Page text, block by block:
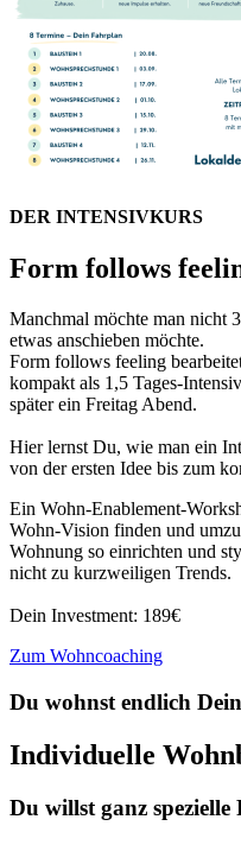
DER INTENSIVKURS
Form follows
Manchmal möchte man nicht
etwas anschieben möchte.
Form follows feeling
kompakt als 1,5 Tages-
später ein Freitag Abend.
Hier lernst Du, wie man ein
von der ersten Idee bis zum
Ein
Wohn‑Vision finden und
Wohnung so einrichten und
nicht zu kurzweiligen Trends.
Dein Investment: 189€
Zum Wohncoaching
Du wohnst endlich
Individuelle
Du willst ganz spezielle